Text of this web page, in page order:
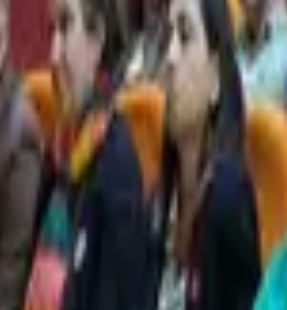
Diyarbakır Büyükşehir
Forumu kapsamında “Yapısal
Yoksulluğun İdeolojisi” paneli,
Sosyal Hizmetler ve Yardım
Amed, Sosyolog Dr. Semiha Arı
olarak katıldı.
Panele Diyarbakır Büyükşehir
Demokratik Bölgeler Partisi
Demet Ceylan, sivil toplum